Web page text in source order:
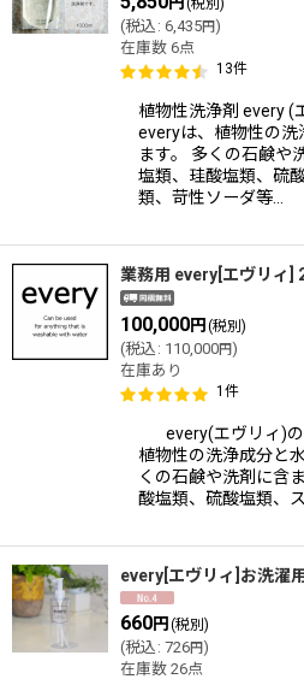
(税別)
(税込 : 6,435円)
在庫数 6点
13件
植物性洗浄剤 every (
everyは、植物性の洗
ます。 多くの石鹸や
塩類、珪酸塩類、硫
類、苛性ソーダ等…
業務用 every[エヴリィ]
100,000円 (税別)
(税込 : 110,000円)
在庫あり
1 件
every(エヴリィ)の
植物性の洗浄成分と
くの石鹸や洗剤に含
酸塩類、硫酸塩類、ス
every[エヴリィ]お洗濯
660円 (税別)
(税込 : 726円)
在庫数 26点